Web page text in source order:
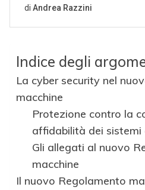
Indice degli
La cyber security nel
macchine
Protezione contro la
affidabilità dei sistemi
Gli allegati al nuovo
macchine
Il nuovo Regolamento